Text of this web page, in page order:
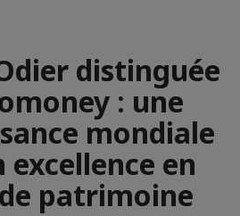
distinguée
: une
mondiale
excellence en
patrimoine​